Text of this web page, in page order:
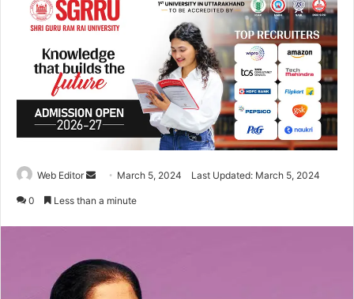
Web Editor
n
e
March 5, 2024 Last Updated: March 5, 2024
0 Less than a minute